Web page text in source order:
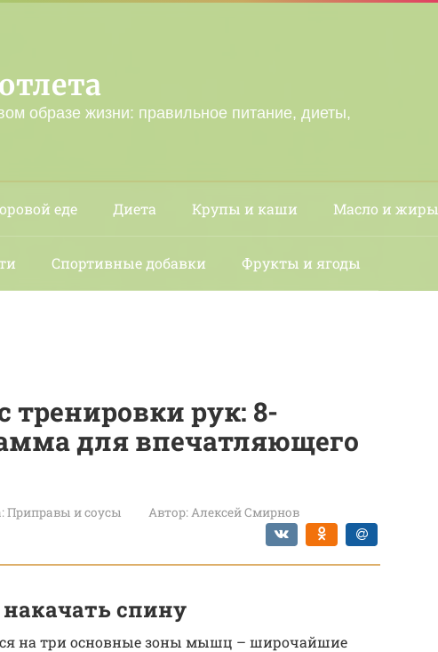
образе жизни: правильное питание, диеты,
еде Диета Крупы и каши Масло и жиры
Спортивные добавки Фрукты и ягоды
рук: 8-
для впечатляющего
Приправы и соусы Автор:Алексей Смирнов
спину
на три основные зоны мышц – широчайшие